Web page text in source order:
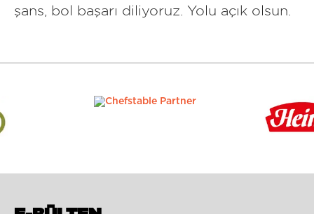
şans, bol başarı diliyoruz. Yolu açık olsun.